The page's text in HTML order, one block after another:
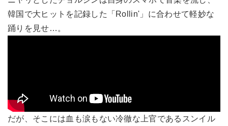
韓国で大ヒットを記録した「Rollin'」に合わせて軽妙な
踊りを見せ…。
だが、そこには血も涙もない冷徹な上官であるスンイル